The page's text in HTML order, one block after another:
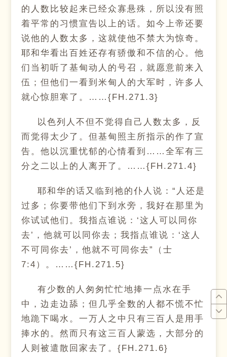
的人数比较起来已经众寡悬殊，所以没有照
着平常的习惯宣告以上的话。如今上帝还要
说他的人数太多，这就使他不禁大为惊奇。
耶和华看出百姓还存有骄傲和不信的心。他
们当初听了基甸动人的号召，就愿意前来入
伍；但他们一看到米甸人的大军时，许多人
就心惊胆寒了。……{FH.271.3}
以色列人不但不觉得自己人数太多，反
而觉得太少了。但基甸照主所指示的作了宣
告。他以沉重忧郁的心情看到……全军有三
分之二以上的人离开了。……{FH.271.4}
耶和华的话又临到祂的仆人说：“人还是
过多；你要带他们下到水旁，我好在那里为
你试试他们。我指点谁说：‘这人可以同你
去’，他就可以同你去；我指点谁说：‘这人
不可同你去’，他就不可同你去”（士
7:4）。……{FH.271.5}
有少数的人匆匆忙忙地捧一点水在手
中，边走边舔；但几乎全数的人都不慌不忙
地跪下喝水。一万人之中只有三百人是用手
捧水的。然而只有这三百人蒙选，大部分的
人则被遣散回家去了。{FH.271.6}